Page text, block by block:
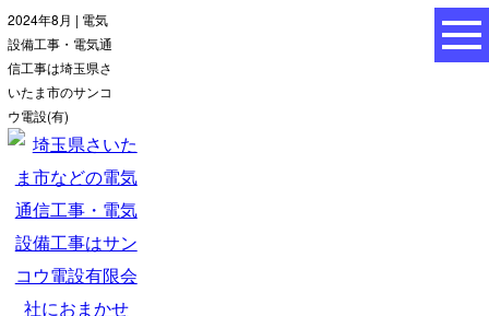
2024年8月 | 電気
設備工事・電気通
信工事は埼玉県さ
いたま市のサンコ
ウ電設(有)